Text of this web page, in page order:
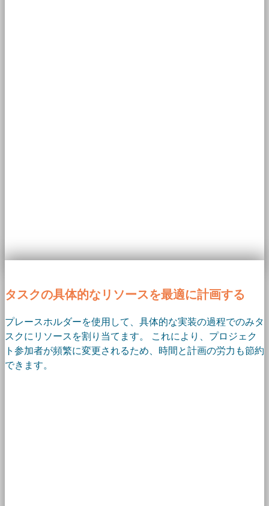
タスクの具体的なリソースを最適に計画する
プレースホルダーを使用して、具体的な実装の過程でのみタ
スクにリソースを割り当てます。 これにより、プロジェク
ト参加者が頻繁に変更されるため、時間と計画の労力も節約
できます。